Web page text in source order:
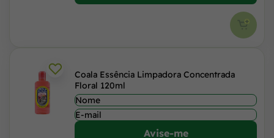
Coala Essência Limpadora Concentrada
Floral 120ml
Avise-me